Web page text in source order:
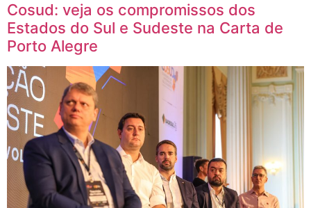
Cosud: veja os compromissos dos
Estados do Sul e Sudeste na Carta de
Porto Alegre